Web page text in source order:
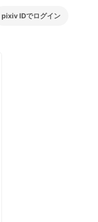
pixiv IDでログイン